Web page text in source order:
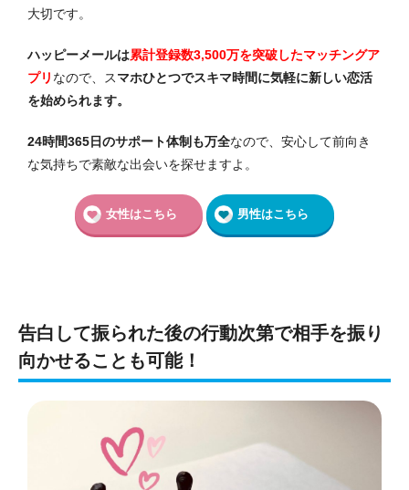
大切です。
ハッピーメールは累計登録数3,500万を突破したマッチングア
プリ なので、スマホひとつでスキマ時間に気軽に新しい恋活
を始められます。
24時間365日のサポート体制も万全なので、安心して前向き
な気持ちで素敵な出会いを探せますよ。
女性はこちら 男性はこちら
告白して振られた後の行動次第で相手を振り
向かせることも可能！